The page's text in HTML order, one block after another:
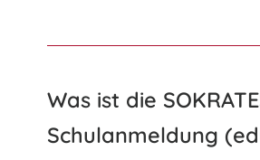
Was ist die
Schulanmeldung